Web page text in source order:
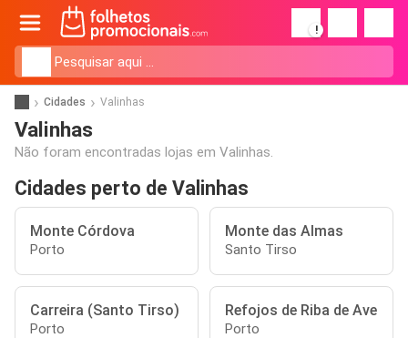
!
Cidades Valinhas
Valinhas
Não foram encontradas lojas em Valinhas.
Cidades perto de Valinhas
Monte Córdova
Porto
Monte das Almas
Santo Tirso
Carreira (Santo Tirso)
Porto
Refojos de Riba de Ave
Porto